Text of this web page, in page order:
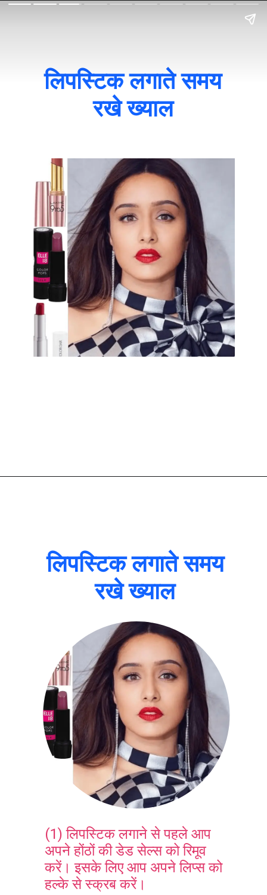
लिपस्टिक लगाते समय
रखे ख्याल
लिपस्टिक लगाते समय
रखे ख्याल
(1) लिपस्टिक लगाने से पहले आप
अपने होंठों की डेड सेल्स को रिमूव
करें। इसके लिए आप अपने लिप्स को
हल्के से स्क्रब करें।